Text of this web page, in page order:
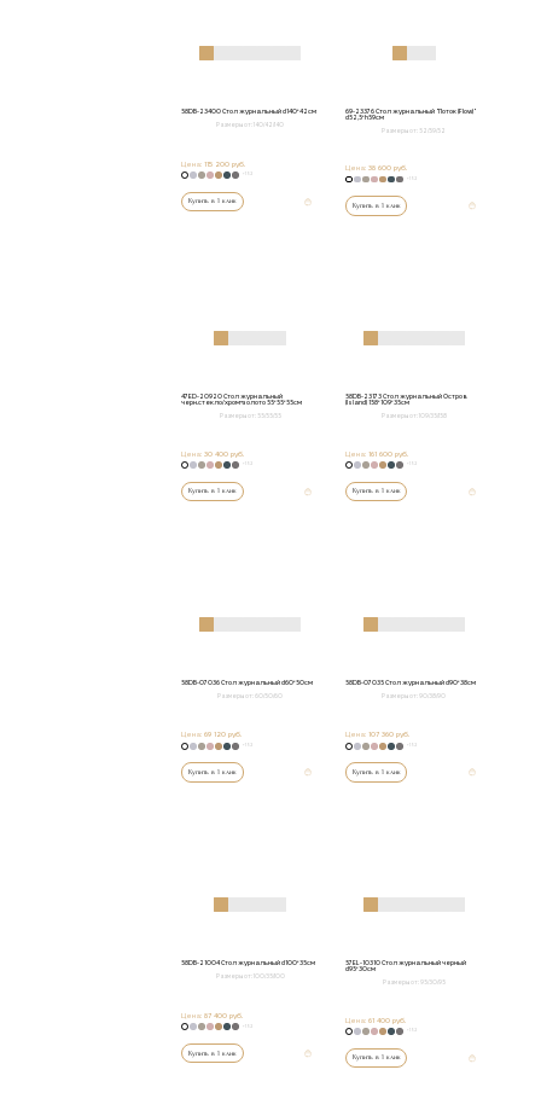
58DB-23400 Стол журнальный d140*42см
Размеры от:
Цена: 115 200 руб.
Купить в 1 клик
69-23376 Стол журнальный "Поток (Flow)"
d52,5*h59см
Размеры от: 52/59/52
Цена:38 600 руб.
+152
Купить в 1 клик
47ED-20920 Стол журнальный
черн.стекло/хром+золото 55*55*55см
Размеры от: 55/55/55
Цена: 30 400 руб.
Купить в 1 клик
58DB-23173 Стол журнальный Остров
(Island) 158*109*35см
Размеры от: 109/35/158
Цена:161 600 руб.
Купить в 1 клик
58DB-07036 Стол журнальный d60*50см
Размеры от: 60/50/60
Цена: 69 120 руб.
+152
Купить в 1 клик
58DB-07035 Стол журнальный d90*38см
Размеры от: 90/38/90
Цена:107 360 руб.
+152
Купить в 1 клик
58DB-21004 Стол журнальный d100*35см
Размеры от: 100/35/100
Цена: 87 400 руб.
+152
Купить в 1 клик
57EL-10310 Стол журнальный черный
d95*30см
Размеры от: 95/30/95
Цена:61 400 руб.
Купить в 1 клик